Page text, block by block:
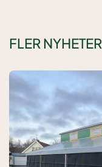
FLER NYHETER